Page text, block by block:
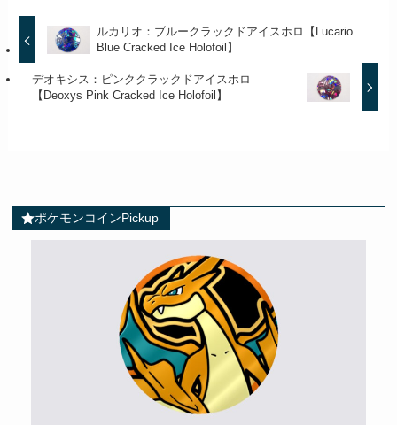
ルカリオ：ブルークラックドアイスホロ【Lucario
Blue Cracked Ice Holofoil】
デオキシス：ピンククラックドアイスホロ
【Deoxys Pink Cracked Ice Holofoil】
ポケモンコインPickup